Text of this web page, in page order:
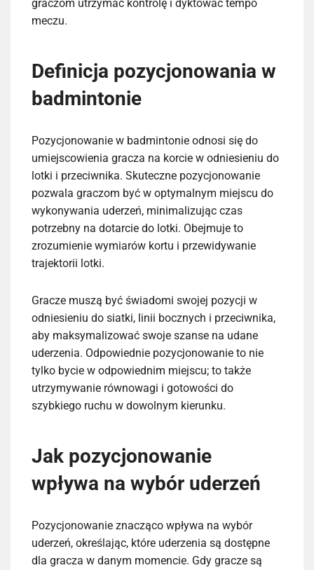
graczom utrzymać kontrolę i dyktować tempo
meczu.
Definicja pozycjonowania w
badmintonie
Pozycjonowanie w badmintonie odnosi się do
umiejscowienia gracza na korcie w odniesieniu do
lotki i przeciwnika. Skuteczne pozycjonowanie
pozwala graczom być w optymalnym miejscu do
wykonywania uderzeń, minimalizując czas
potrzebny na dotarcie do lotki. Obejmuje to
zrozumienie wymiarów kortu i przewidywanie
trajektorii lotki.
Gracze muszą być świadomi swojej pozycji w
odniesieniu do siatki, linii bocznych i przeciwnika,
aby maksymalizować swoje szanse na udane
uderzenia. Odpowiednie pozycjonowanie to nie
tylko bycie w odpowiednim miejscu; to także
utrzymywanie równowagi i gotowości do
szybkiego ruchu w dowolnym kierunku.
Jak pozycjonowanie
wpływa na wybór uderzeń
Pozycjonowanie znacząco wpływa na wybór
uderzeń, określając, które uderzenia są dostępne
dla gracza w danym momencie. Gdy gracze są